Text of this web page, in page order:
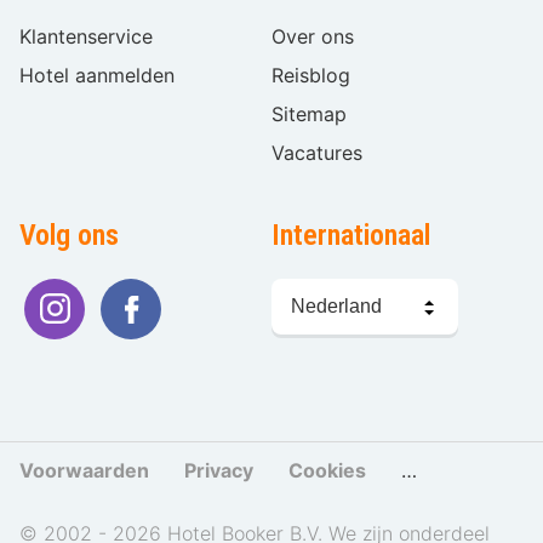
Klantenservice
Hotel aanmelden
Over ons
Reisblog
Sitemap
Vacatures
Volg ons Internationaal
kiezen
Voorwaarden Privacy Cookies Cookies
© 2002 - 2026 Hotel Booker B.V. We zijn onderdeel